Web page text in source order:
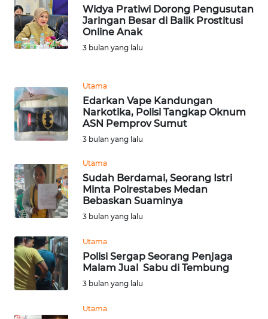
Widya Pratiwi Dorong Pengusutan
Jaringan Besar di Balik Prostitusi
Online Anak
3 bulan yang lalu
Utama
Edarkan Vape Kandungan
Narkotika, Polisi Tangkap Oknum
ASN Pemprov Sumut
3 bulan yang lalu
Utama
Sudah Berdamai, Seorang Istri
Minta Polrestabes Medan
Bebaskan Suaminya
3 bulan yang lalu
Utama
Polisi Sergap Seorang Penjaga
Malam Jual Sabu di Tembung
3 bulan yang lalu
Utama
WN
PADANG
LAWAS
SUMEDANG
WN
CIANJUR
WN
KEPULAUAN
SERIBU
TANGERANG
WN
BINJAI
WN